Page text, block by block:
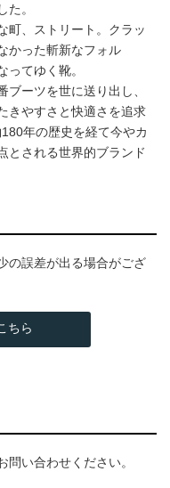
た。
町、ストリート。クラッ
かった斬新なフォル
ってゆく靴。
ーツを世に送り出し、
きやすさと快適さを追求
年の歴史を経て今やカ
とされる世界的ブランド
の誤差が出る場合がござ
ちら
い合わせください。